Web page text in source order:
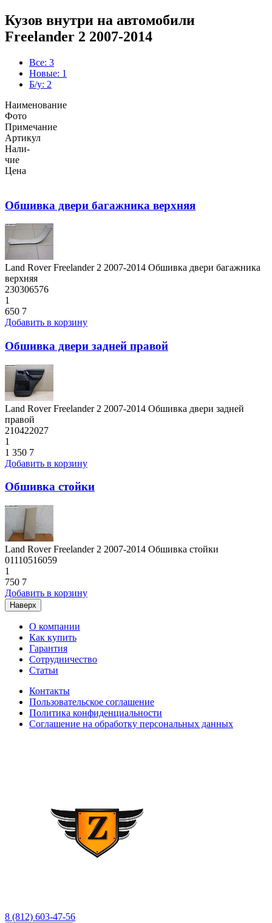
Кузов внутри на автомобили
Freelander 2 2007-2014
Все: 3
Новые: 1
Б/у: 2
Наименование
Фото
Примечание
Артикул
Нали-
чие
Цена
Обшивка двери багажника верхняя
Land Rover Freelander 2 2007-2014 Обшивка двери багажника
верхняя
230306576
1
650 7
Добавить в корзину
Обшивка двери задней правой
Land Rover Freelander 2 2007-2014 Обшивка двери задней
правой
210422027
1
1 350 7
Добавить в корзину
Обшивка стойки
Land Rover Freelander 2 2007-2014 Обшивка стойки
01110516059
1
750 7
Добавить в корзину
Наверх
О компании
Как купить
Гарантия
Сотрудничество
Статьи
Контакты
Пользовательское соглашение
Политика конфиденциальности
Соглашение на обработку персональных данных
8 (812) 603-47-56